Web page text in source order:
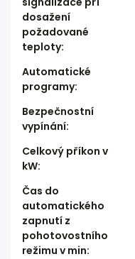
dosažení
požadované
teploty:
Automatické
programy:
Bezpečnostní
vypínání:
Celkový příkon v
kW:
Čas do
automatického
zapnutí z
pohotovostního
režimu v min: